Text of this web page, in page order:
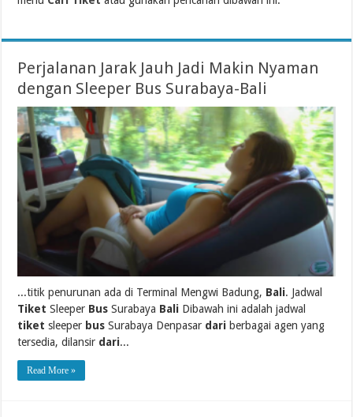
Perjalanan Jarak Jauh Jadi Makin Nyaman
dengan Sleeper Bus Surabaya-Bali
...titik penurunan ada di Terminal Mengwi Badung, Bali. Jadwal
Tiket Sleeper Bus Surabaya Bali Dibawah ini adalah jadwal
tiket sleeper bus Surabaya Denpasar dari berbagai agen yang
tersedia, dilansir dari...
Read More »